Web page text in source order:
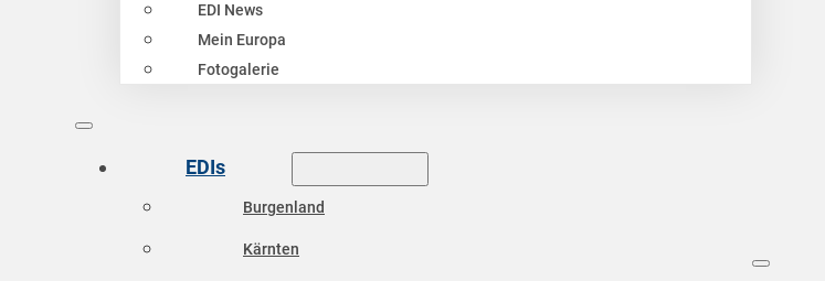
EDI News
Mein Europa
Fotogalerie
EDIs
Burgenland
Kärnten